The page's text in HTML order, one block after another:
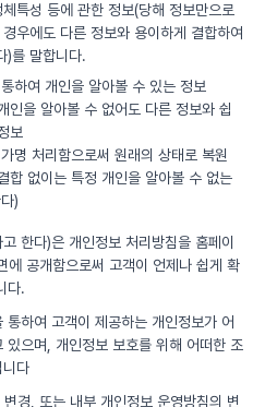
체특성 등에 관한 정보(당해 정보만으로
우에도 다른 정보와 용이하게 결합하여
)를 말합니다.
하여 개인을 알아볼 수 있는 정보
인을 알아볼 수 없어도 다른 정보와 쉽
보
명 처리함으로써 원래의 상태로 복원
합 없이는 특정 개인을 알아볼 수 없는
)
한다)은 개인정보 처리방침을 홈페이
에 공개함으로써 고객이 언제나 쉽게 확
다.
하여 고객이 제공하는 개인정보가 어
있으며, 개인정보 보호를 위해 어떠한 조
니다
경, 또는 내부 개인정보 운영방침의 변